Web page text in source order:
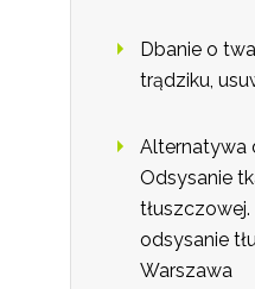
Dbanie o
trądziku,
Alternatywa
Odsysanie
odsysanie
Warszawa